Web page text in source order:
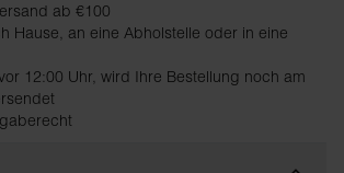
ab €100
Hause, an eine Abholstelle oder in eine
12:00 Uhr, wird Ihre Bestellung noch am